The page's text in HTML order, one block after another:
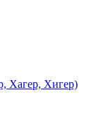
Хагер, Хигер)